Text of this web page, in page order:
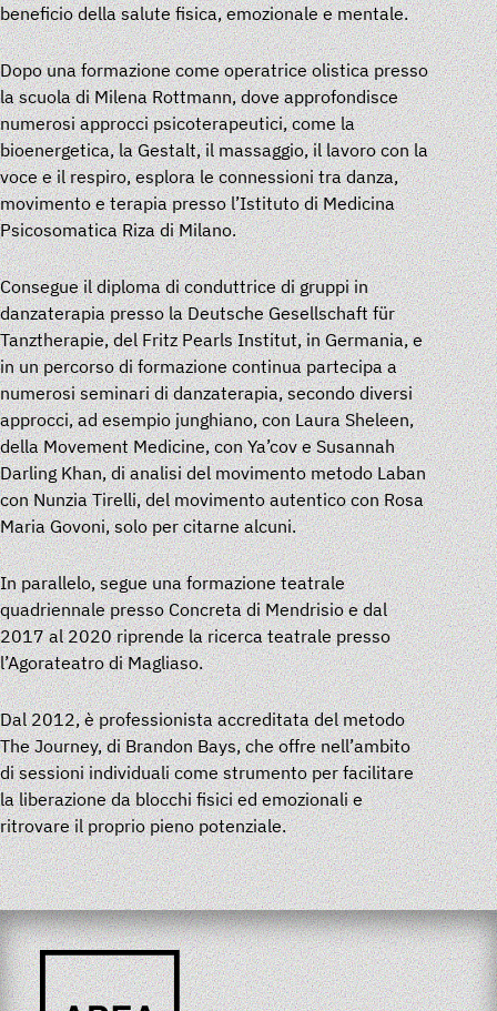
beneficio della salute fisica, emozionale e mentale.
Dopo una formazione come operatrice olistica presso
la scuola di Milena Rottmann, dove approfondisce
numerosi approcci psicoterapeutici, come la
bioenergetica, la Gestalt, il massaggio, il lavoro con la
voce e il respiro, esplora le connessioni tra danza,
movimento e terapia presso l’Istituto di Medicina
Psicosomatica Riza di Milano.
Consegue il diploma di conduttrice di gruppi in
danzaterapia presso la Deutsche Gesellschaft für
Tanztherapie, del Fritz Pearls Institut, in Germania, e
in un percorso di formazione continua partecipa a
numerosi seminari di danzaterapia, secondo diversi
approcci, ad esempio junghiano, con Laura Sheleen,
della Movement Medicine, con Ya’cov e Susannah
Darling Khan, di analisi del movimento metodo Laban
con Nunzia Tirelli, del movimento autentico con Rosa
Maria Govoni, solo per citarne alcuni.
In parallelo, segue una formazione teatrale
quadriennale presso Concreta di Mendrisio e dal
2017 al 2020 riprende la ricerca teatrale presso
l’Agorateatro di Magliaso.
Dal 2012, è professionista accreditata del metodo
The Journey, di Brandon Bays, che offre nell’ambito
di sessioni individuali come strumento per facilitare
la liberazione da blocchi fisici ed emozionali e
ritrovare il proprio pieno potenziale.